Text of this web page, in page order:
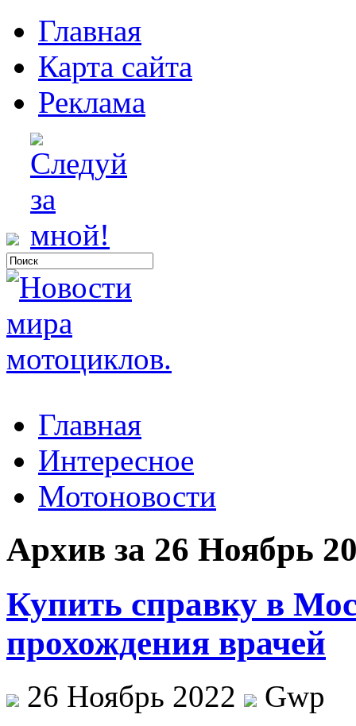
Главная
Карта сайта
Реклама
Главная
Интересное
Мотоновости
Архив за 26 Ноябрь
Купить справку в
прохождения врачей
26 Ноябрь 2022
Gwp